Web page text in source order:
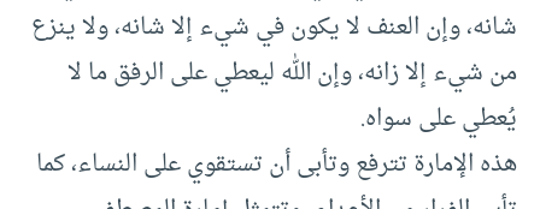
شانه، وإن العنف لا يكون في شيء إلا شانه، ولا ينزع
من شيء إلا زانه، وإن الله ليعطي على الرفق ما لا
يُعطي على سواه.
هذه الإمارة تترفع وتأبى أن تستقوي على النساء، كما